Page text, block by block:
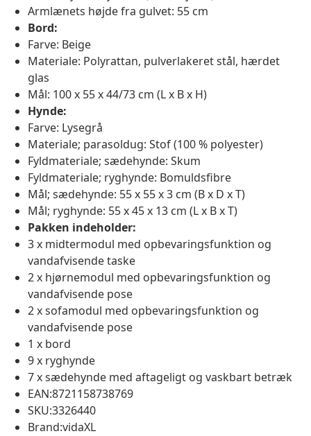
Armlænets højde fra gulvet: 55 cm
Bord:
Farve: Beige
Materiale: Polyrattan, pulverlakeret stål, hærdet
glas
Mål: 100 x 55 x 44/73 cm (L x B x H)
Hynde:
Farve: Lysegrå
Materiale; parasoldug: Stof (100 % polyester)
Fyldmateriale; sædehynde: Skum
Fyldmateriale; ryghynde: Bomuldsfibre
Mål; sædehynde: 55 x 55 x 3 cm (B x D x T)
Mål; ryghynde: 55 x 45 x 13 cm (L x B x T)
Pakken indeholder:
3 x midtermodul med opbevaringsfunktion og
vandafvisende taske
2 x hjørnemodul med opbevaringsfunktion og
vandafvisende pose
2 x sofamodul med opbevaringsfunktion og
vandafvisende pose
1 x bord
9 x ryghynde
7 x sædehynde med aftageligt og vaskbart betræk
EAN:8721158738769
SKU:3326440
Brand:vidaXL